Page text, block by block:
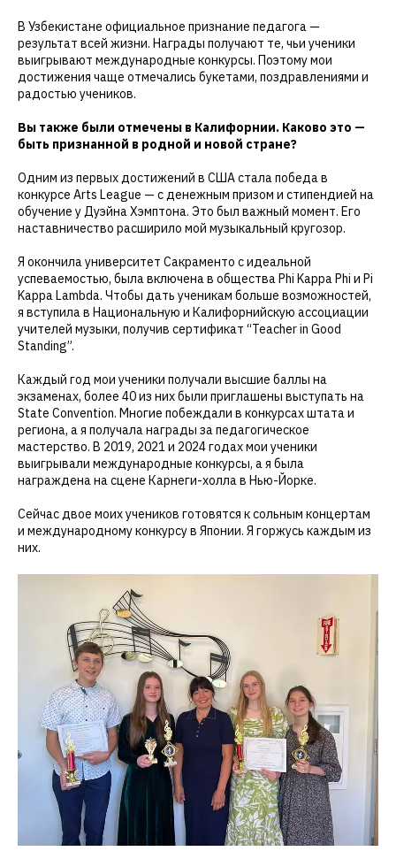
В Узбекистане официальное признание педагога —
результат всей жизни. Награды получают те, чьи ученики
выигрывают международные конкурсы. Поэтому мои
достижения чаще отмечались букетами, поздравлениями и
радостью учеников.
Вы также были отмечены в Калифорнии. Каково это —
быть признанной в родной и новой стране?
Одним из первых достижений в США стала победа в
конкурсе Arts League — с денежным призом и стипендией на
обучение у Дуэйна Хэмптона. Это был важный момент. Его
наставничество расширило мой музыкальный кругозор.
Я окончила университет Сакраменто с идеальной
успеваемостью, была включена в общества Phi Kappa Phi и Pi
Kappa Lambda. Чтобы дать ученикам больше возможностей,
я вступила в Национальную и Калифорнийскую ассоциации
учителей музыки, получив сертификат “Teacher in Good
Standing”.
Каждый год мои ученики получали высшие баллы на
экзаменах, более 40 из них были приглашены выступать на
State Convention. Многие побеждали в конкурсах штата и
региона, а я получала награды за педагогическое
мастерство. В 2019, 2021 и 2024 годах мои ученики
выигрывали международные конкурсы, а я была
награждена на сцене Карнеги-холла в Нью-Йорке.
Сейчас двое моих учеников готовятся к сольным концертам
и международному конкурсу в Японии. Я горжусь каждым из
них.